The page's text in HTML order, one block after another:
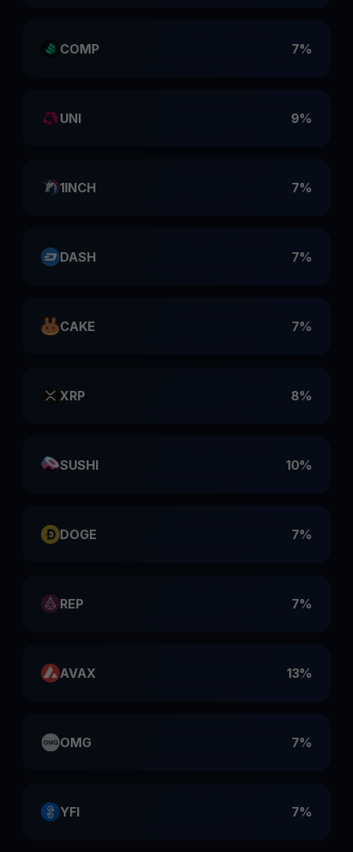
COMP 7%
UNI 9%
1INCH 7%
DASH 7%
CAKE 7%
XRP 8%
SUSHI 10%
DOGE 7%
REP 7%
AVAX 13%
OMG 7%
YFI 7%